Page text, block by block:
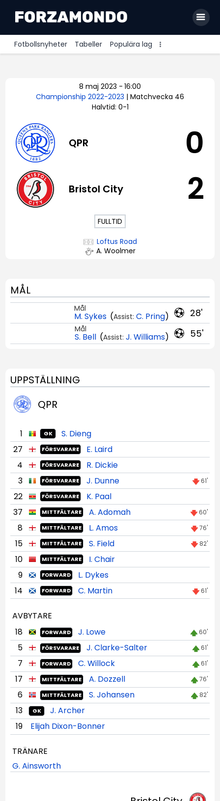
Fotbollsnyheter Tabeller Populära lag
Premier League
Bundesliga
Serie A
Ligue 1
8 maj 2023 - 16:00
Championship 2022-2023 | Matchvecka 46
Halvtid: 0-1
QPR 0
Bristol City 2
FULLTID
Loftus Road
A. Woolmer
MÅL
28'
Mål
M. Sykes (Assist: C. Pring)
55'
Mål
S. Bell (Assist: J. Williams)
UPPSTÄLLNING
QPR
1 GK
S. Dieng
27
FÖRSVARARE
E. Laird
4
FÖRSVARARE
R. Dickie
3
FÖRSVARARE J. Dunne 61'
22 FÖRSVARARE
K. Paal
37
MITTFÄLTARE A. Adomah 60'
8 MITTFÄLTARE L. Amos 76'
15 MITTFÄLTARE S. Field 82'
10 MITTFÄLTARE
I. Chair
9
FORWARD
L. Dykes
14
FORWARD C. Martin 61'
AVBYTARE
18
FORWARD J. Lowe 60'
5 FÖRSVARARE J. Clarke-Salter 61'
7 FORWARD C. Willock 61'
17 MITTFÄLTARE A. Dozzell 76'
6 MITTFÄLTARE S. Johansen 82'
13 GK
J. Archer
19
Elijah Dixon-Bonner
TRÄNARE
G. Ainsworth